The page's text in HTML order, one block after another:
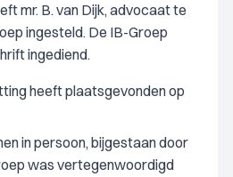
mr. B. van Dijk, advocaat te
ingesteld. De IB-Groep
ingediend.
heeft plaatsgevonden op
in persoon, bijgestaan door
was vertegenwoordigd